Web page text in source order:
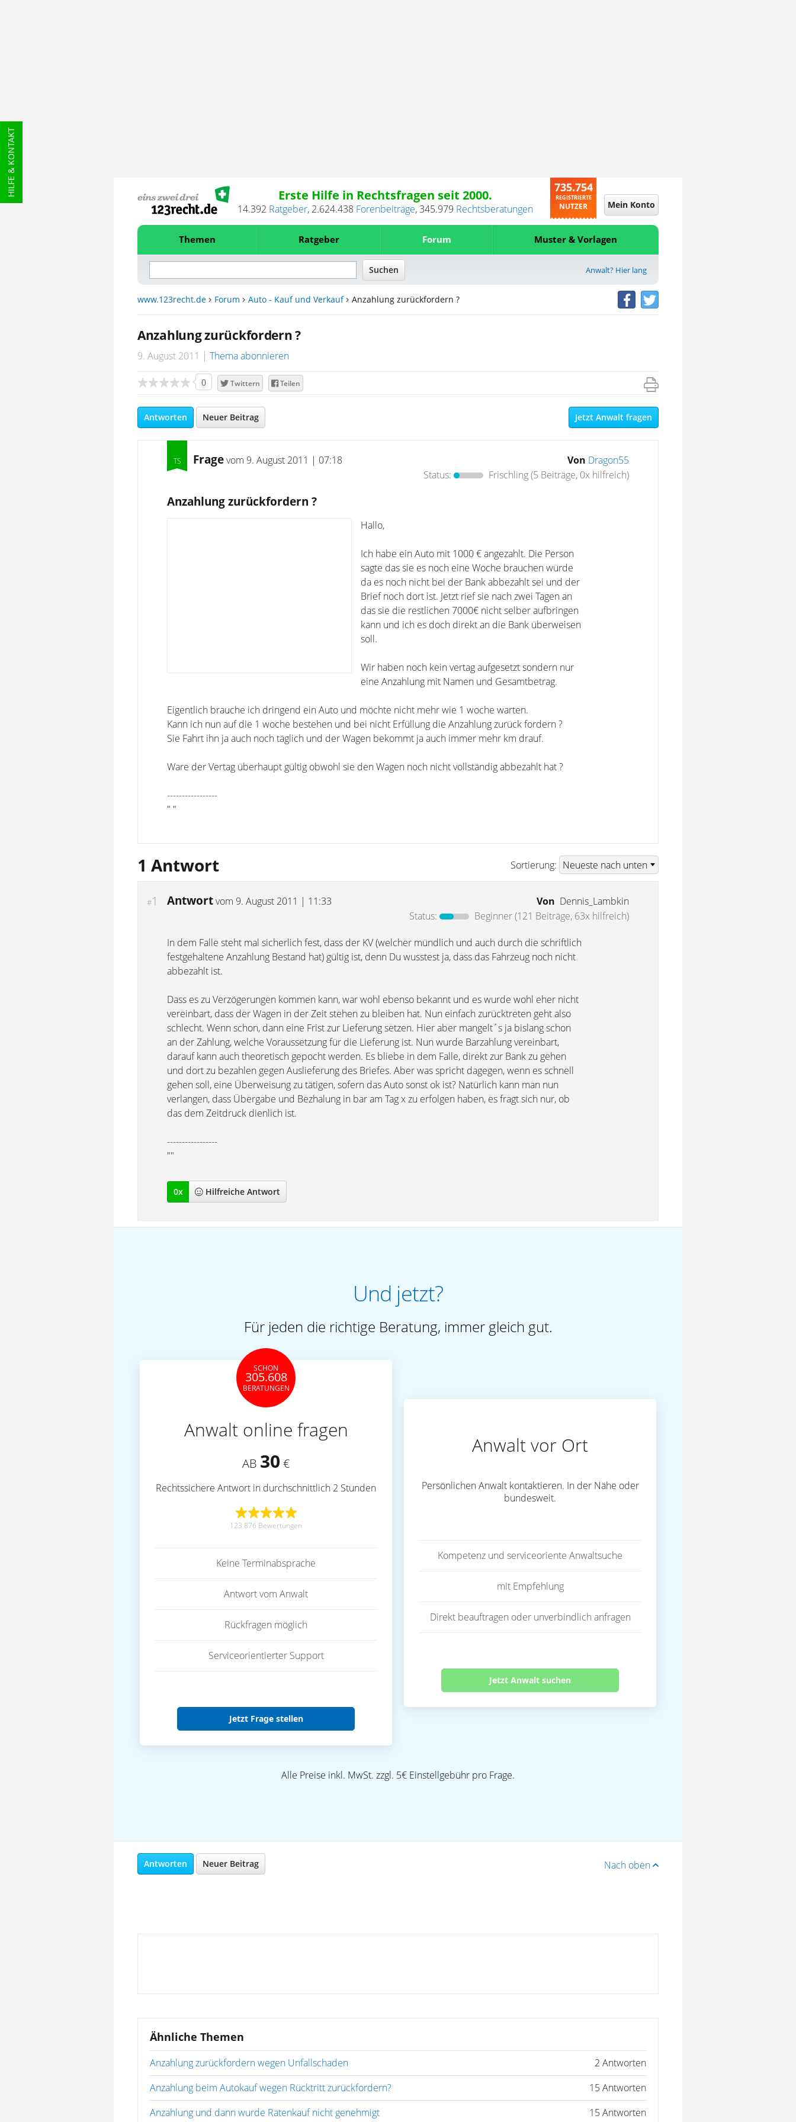
HILFE & KONTAKT Erste Hilfe in Rechtsfragen seit 2000.
14.392 Ratgeber, 2.624.438 Forenbeiträge,345.979 Rechtsberatungen
735.754
REGISTRIERTE
NUTZER Mein Konto
Themen Ratgeber Forum Muster & Vorlagen
Anwalt? Hier lang
www.123recht.de Forum Auto - Kauf und Verkauf Anzahlung zurückfordern ?
Anzahlung zurückfordern ?
9. August 2011 Thema abonnieren
0 Twittern Teilen
Antworten Neuer Beitrag Jetzt Anwalt fragen
Fragevom 9. August 2011 | 07:18 Von Dragon55
Status:
Frischling(5 Beiträge, 0x hilfreich)
Anzahlung zurückfordern ?
Hallo,
Ich habe ein Auto mit 1000 € angezahlt. Die Person
sagte das sie es noch eine Woche brauchen würde
da es noch nicht bei der Bank abbezahlt sei und der
Brief noch dort ist. Jetzt rief sie nach zwei Tagen an
das sie die restlichen 7000€ nicht selber aufbringen
kann und ich es doch direkt an die Bank überweisen
soll.
Wir haben noch kein vertag aufgesetzt sondern nur
eine Anzahlung mit Namen und Gesamtbetrag.
Eigentlich brauche ich dringend ein Auto und möchte nicht mehr wie 1 woche warten.
Kann ich nun auf die 1 woche bestehen und bei nicht Erfüllung die Anzahlung zurück fordern ?
Sie Fahrt ihn ja auch noch täglich und der Wagen bekommt ja auch immer mehr km drauf.
Ware der Vertag überhaupt gültig obwohl sie den Wagen noch nicht vollständig abbezahlt hat ?
-----------------
" "
1 Antwort Sortierung:
#1 Antwortvom 9. August 2011 | 11:33 Von Dennis_Lambkin
Status:
Beginner(121 Beiträge, 63x hilfreich)
In dem Falle steht mal sicherlich fest, dass der KV (welcher mündlich und auch durch die schriftlich
festgehaltene Anzahlung Bestand hat) gültig ist, denn Du wusstest ja, dass das Fahrzeug noch nicht
abbezahlt ist.
Dass es zu Verzögerungen kommen kann, war wohl ebenso bekannt und es wurde wohl eher nicht
vereinbart, dass der Wagen in der Zeit stehen zu bleiben hat. Nun einfach zurücktreten geht also
schlecht. Wenn schon, dann eine Frist zur Lieferung setzen. Hier aber mangelt´s ja bislang schon
an der Zahlung, welche Voraussetzung für die Lieferung ist. Nun wurde Barzahlung vereinbart,
darauf kann auch theoretisch gepocht werden. Es bliebe in dem Falle, direkt zur Bank zu gehen
und dort zu bezahlen gegen Auslieferung des Briefes. Aber was spricht dagegen, wenn es schnell
gehen soll, eine Überweisung zu tätigen, sofern das Auto sonst ok ist? Natürlich kann man nun
verlangen, dass Übergabe und Bezhalung in bar am Tag x zu erfolgen haben, es fragt sich nur, ob
das dem Zeitdruck dienlich ist.
-----------------
""
0x Hilfreiche Antwort
Und jetzt?
Für jeden die richtige Beratung, immer gleich gut.
SCHON
305.608
BERATUNGEN
Anwalt online fragen
AB 30 €
Rechtssichere Antwort in durchschnittlich 2 Stunden
123.876 Bewertungen
Keine Terminabsprache
Antwort vom Anwalt
Rückfragen möglich
Serviceorientierter Support
Jetzt Frage stellen
Anwalt vor Ort
Persönlichen Anwalt kontaktieren. In der Nähe oder
bundesweit.
Kompetenz und serviceoriente Anwaltsuche
mit Empfehlung
Direkt beauftragen oder unverbindlich anfragen
Jetzt Anwalt suchen
Alle Preise inkl. MwSt. zzgl. 5€ Einstellgebühr pro Frage.
Nach oben
Antworten Neuer Beitrag
Ähnliche Themen
Anzahlung zurückfordern wegen Unfallschaden
2 Antworten
Anzahlung beim Autokauf wegen Rücktritt zurückfordern?
15 Antworten
Anzahlung und dann wurde Ratenkauf nicht genehmigt
15 Antworten